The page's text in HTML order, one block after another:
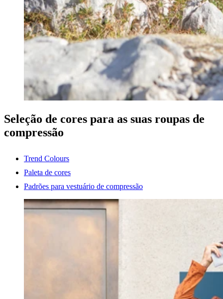
Seleção de cores para as suas roupas de
compressão
Trend Colours
Paleta de cores
Padrões para vestuário de compressão